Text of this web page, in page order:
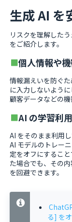
生成 AI を
リスクを理解した
をご紹介します。
個人情報や
情報漏えいを防ぐ
に入力しないよう
顧客データなどの機
AI の学習利
AI をそのまま利用
AI モデルのトレー
定をオフにするこ
た場合でも、その
を回避できます。
る] を